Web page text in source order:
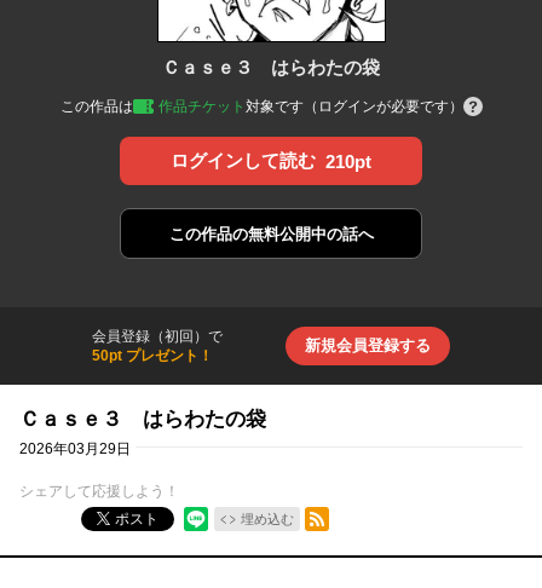
Ｃａｓｅ３ はらわたの袋
この作品は 作品チケット 対象です（ログインが必要です）
ログインして読む 210pt
この作品の無料公開中の話へ
会員登録（初回）で
50pt プレゼント！
新規会員登録する
Ｃａｓｅ３ はらわたの袋
2026年03月29日
シェアして応援しよう！
ポスト
埋め込む
RSSフィード